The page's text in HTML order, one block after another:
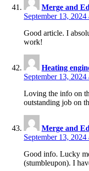
Merge and
September 13, 2024
Good article. I
work!
Heating
September 13, 2024
Loving the info on
outstanding job on
Merge and
September 13, 2024
Good info. Lucky
(stumbleupon). I